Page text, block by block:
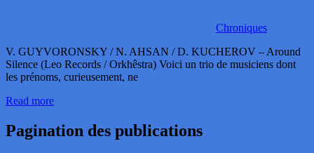
Chroniques
V. GUYVORONSKY / N. AHSAN / D. KUCHEROV – Around
Silence (Leo Records / Orkhêstra) Voici un trio de musiciens dont
les prénoms, curieusement, ne
Read more
Pagination des publications